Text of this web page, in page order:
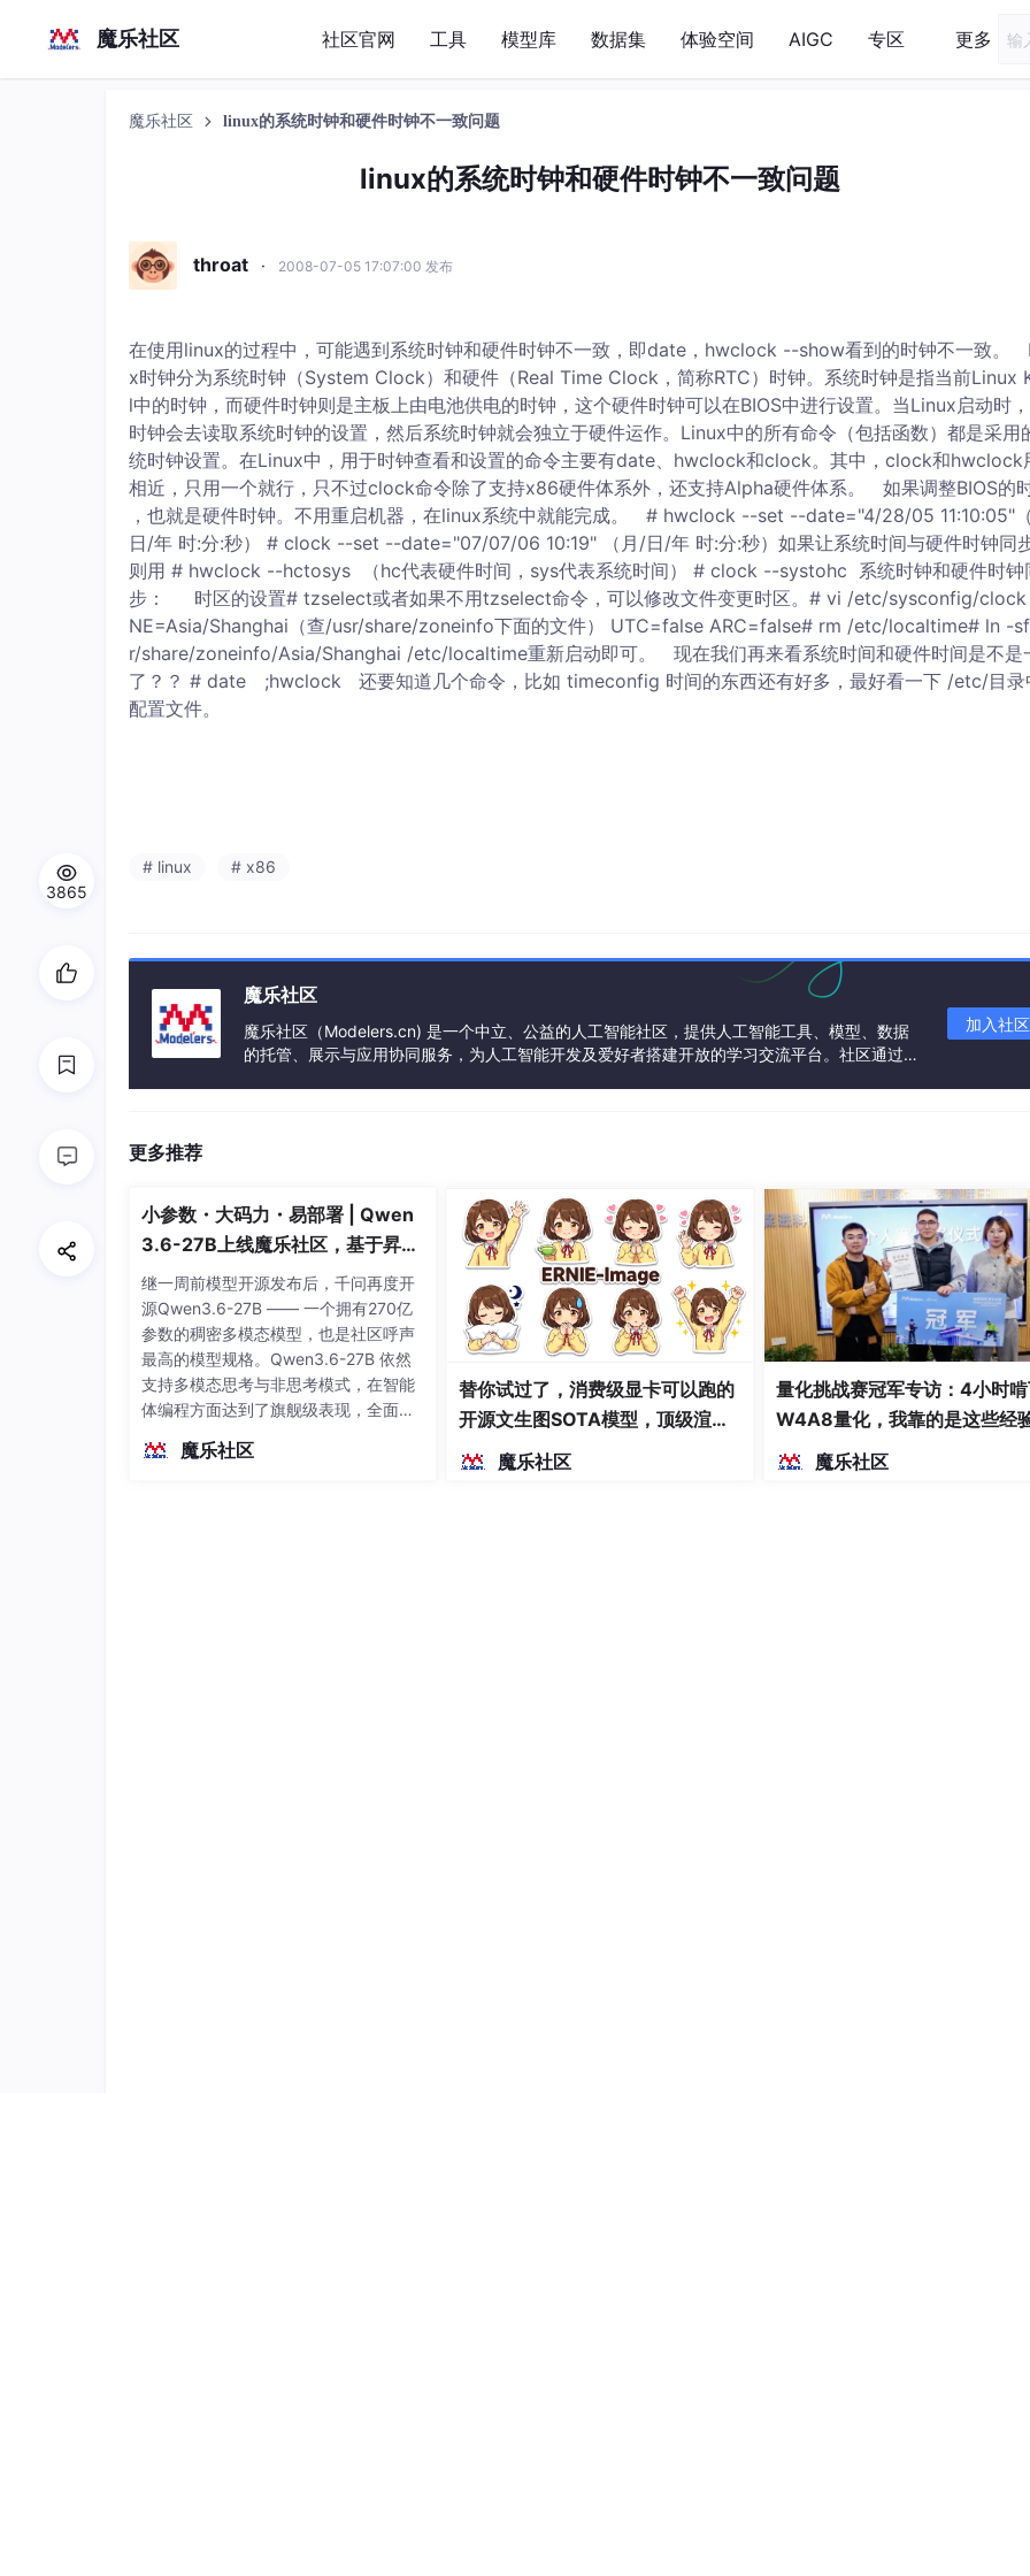
魔乐社区 社区官网 工具 模型库 数据集 体验空间 AIGC 专区 更多
魔乐社区 linux的系统时钟和硬件时钟不一致问题
linux的系统时钟和硬件时钟不一致问题
throat · 2008-07-05 17:07:00 发布
在使用linux的过程中，可能遇到系统时钟和硬件时钟不一致，即date，hwclock --show看到的时钟不一致。
x时钟分为系统时钟（System Clock）和硬件（Real Time Clock，简称RTC）时钟。系统时钟是指当前Linux
l中的时钟，而硬件时钟则是主板上由电池供电的时钟，这个硬件时钟可以在BIOS中进行设置。当Linux启动时
时钟会去读取系统时钟的设置，然后系统时钟就会独立于硬件运作。Linux中的所有命令（包括函数）都是采用
统时钟设置。在Linux中，用于时钟查看和设置的命令主要有date、hwclock和clock。其中，clock和hwclock
相近，只用一个就行，只不过clock命令除了支持x86硬件体系外，还支持Alpha硬件体系。 如果调整BIOS的
，也就是硬件时钟。不用重启机器，在linux系统中就能完成。 # hwclock --set --date="4/28/05 11:10:05"
日/年 时:分:秒） # clock --set --date="07/07/06 10:19" （月/日/年 时:分:秒）如果让系统时间与硬件时钟同
则用 # hwclock --hctosys （hc代表硬件时间，sys代表系统时间） # clock --systohc 系统时钟和硬件时钟
步： 时区的设置# tzselect或者如果不用tzselect命令，可以修改文件变更时区。# vi /etc/sysconfig/
NE=Asia/Shanghai（查/usr/share/zoneinfo下面的文件） UTC=false ARC=false# rm /etc/localtime# ln -
r/share/zoneinfo/Asia/Shanghai /etc/localtime重新启动即可。 现在我们再来看系统时间和硬件时间是不是
了？？ # date ;hwclock 还要知道几个命令，比如 timeconfig 时间的东西还有好多，最好看一下 /etc/目录
配置文件。
# linux # x86
魔乐社区
魔乐社区（Modelers.cn) 是一个中立、公益的人工智能社区，提供人工智能工具、模型、数据
的托管、展示与应用协同服务，为人工智能开发及爱好者搭建开放的学习交流平台。社区通过理
加入社区
更多推荐
小参数・大码力・易部署 | Qwen
3.6-27B上线魔乐社区，基于昇腾
的部署教程来了
继一周前模型开源发布后，千问再度开
源Qwen3.6-27B —— 一个拥有270亿
参数的稠密多模态模型，也是社区呼声
最高的模型规格。Qwen3.6-27B 依然
支持多模态思考与非思考模式，在智能
体编程方面达到了旗舰级表现，全面超
（总参数397B / 激活参数17B的MoE模
魔乐社区
替你试过了，消费级显卡可以跑的
开源文生图SOTA模型，顶级渲
染、高密度文本绘图
魔乐社区
量化挑战赛冠军专访：4小时
W4A8量化，我靠的是这些经
魔乐社区
3865